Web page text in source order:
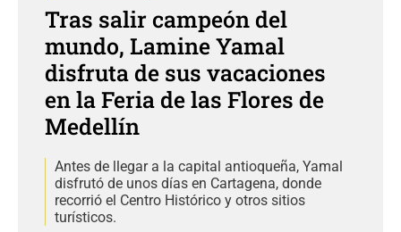
Tras salir campeón del
mundo, Lamine Yamal
disfruta de sus vacaciones
en la Feria de las Flores de
Medellín
Antes de llegar a la capital antioqueña, Yamal
disfrutó de unos días en Cartagena, donde
recorrió el Centro Histórico y otros sitios
turísticos.